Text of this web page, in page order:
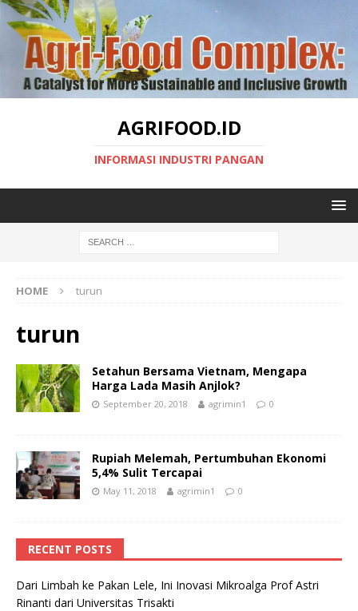
AGRIFOOD.ID
INFORMASI INDUSTRI PANGAN
HOME turun
turun
Setahun Bersama Vietnam, Mengapa
Harga Lada Masih Anjlok?
September 20, 2018 agrimin1 0
Rupiah Melemah, Pertumbuhan Ekonomi
5,4% Sulit Tercapai
May 11, 2018 agrimin1 0
RECENT POSTS
Dari Limbah ke Pakan Lele, Ini Inovasi Mikroalga Prof Astri
Rinanti dari Universitas Trisakti